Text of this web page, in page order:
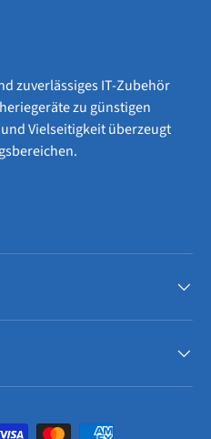
zuverlässiges IT-Zubehör
zu günstigen
Vielseitigkeit überzeugt